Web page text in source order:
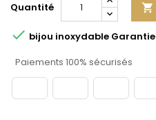
Quantité

 bijou inoxydable Garantie
Paiements 100% sécurisés